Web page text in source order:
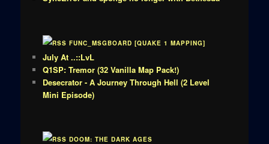
FUNC_MSGBOARD [QUAKE 1 MAPPING]
July At ..::LvL
Q1SP: Tremor (32 Vanilla Map Pack!)
Desecrator - A Journey Through Hell (2 Level
Mini Episode)
DOOM: THE DARK AGES